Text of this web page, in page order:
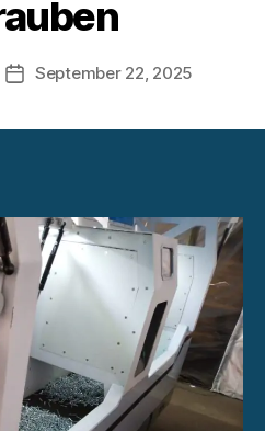
Veröffentlichungsdatum
September 22, 2025